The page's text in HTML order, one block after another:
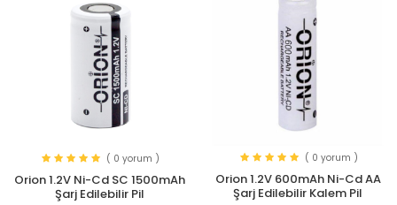
( 0 yorum )
Orion 1.2V Ni-Cd SC 1500mAh
Şarj Edilebilir Pil
( 0 yorum )
Orion 1.2V 600mAh Ni-Cd AA
Şarj Edilebilir Kalem Pil